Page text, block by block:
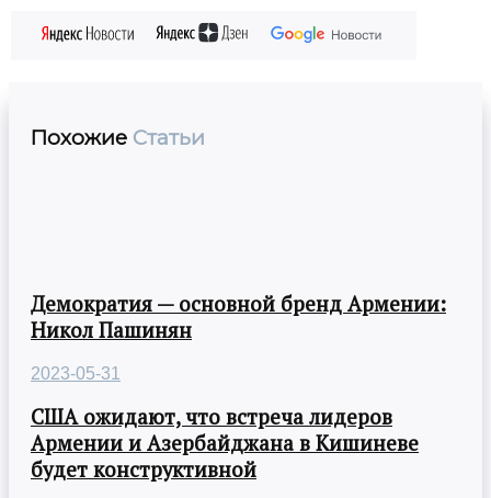
Похожие Статьи
Демократия — основной бренд Армении:
Никол Пашинян
2023-05-31
США ожидают, что встреча лидеров
Армении и Азербайджана в Кишиневе
будет конструктивной